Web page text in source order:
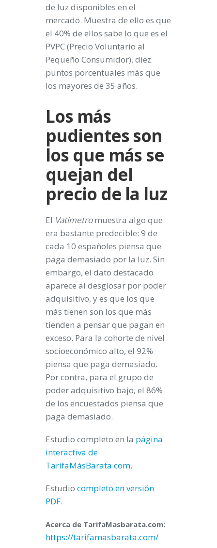
de luz disponibles en el
mercado. Muestra de ello es que
el 40% de ellos sabe lo que es el
PVPC (Precio Voluntario al
Pequeño Consumidor), diez
puntos porcentuales más que
los mayores de 35 años.
Los más
pudientes son
los que más se
quejan del
precio de la luz
El Vatímetromuestra algo que
era bastante predecible: 9 de
cada 10 españoles piensa que
paga demasiado por la luz. Sin
embargo, el dato destacado
aparece al desglosar por poder
adquisitivo, y es que los que
más tienen son los que más
tienden a pensar que pagan en
exceso. Para la cohorte de nivel
socioeconómico alto, el 92%
piensa que paga demasiado.
Por contra, para el grupo de
poder adquisitivo bajo, el 86%
de los encuestados piensa que
paga demasiado.
Estudio completo en la página
interactiva de
TarifaMásBarata.com.
Estudio completo en versión
PDF.
Acerca de TarifaMasbarata.com:
https://tarifamasbarata.com/